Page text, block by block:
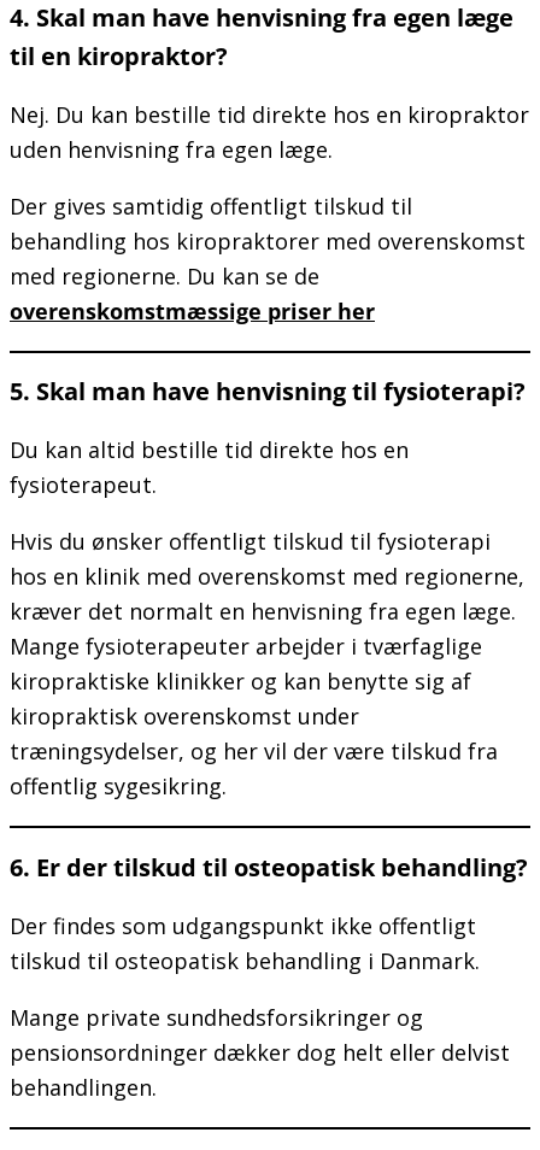
4. Skal man have henvisning fra egen læge
til en kiropraktor?
Nej. Du kan bestille tid direkte hos en kiropraktor
uden henvisning fra egen læge.
Der gives samtidig offentligt tilskud til
behandling hos kiropraktorer med overenskomst
med regionerne. Du kan se de
overenskomstmæssige priser her
5. Skal man have henvisning til fysioterapi?
Du kan altid bestille tid direkte hos en
fysioterapeut.
Hvis du ønsker offentligt tilskud til fysioterapi
hos en klinik med overenskomst med regionerne,
kræver det normalt en henvisning fra egen læge.
Mange fysioterapeuter arbejder i tværfaglige
kiropraktiske klinikker og kan benytte sig af
kiropraktisk overenskomst under
træningsydelser, og her vil der være tilskud fra
offentlig sygesikring.
6. Er der tilskud til osteopatisk behandling?
Der findes som udgangspunkt ikke offentligt
tilskud til osteopatisk behandling i Danmark.
Mange private sundhedsforsikringer og
pensionsordninger dækker dog helt eller delvist
behandlingen.